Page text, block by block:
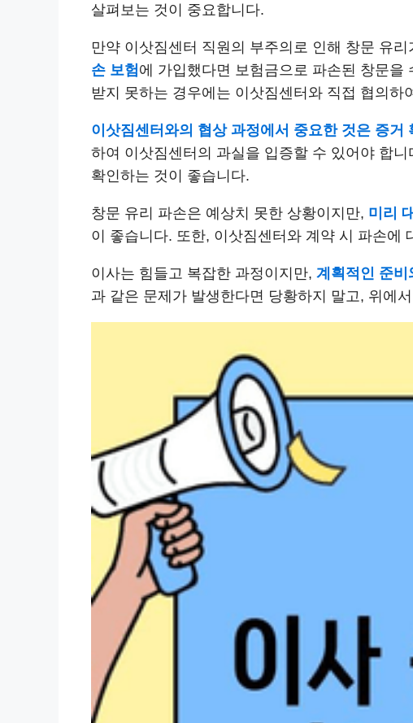
살펴보는 것이 중요합니다.
만약 이삿짐센터 직원의 부주의로 인해 창문 유
손 보험에 가입했다면 보험금으로 파손된 창문
받지 못하는 경우에는 이삿짐센터와 직접 협의하
이삿짐센터와의 협상 과정에서 중요한 것은 증거
하여 이삿짐센터의 과실을 입증할 수 있어야 합
확인하는 것이 좋습니다.
창문 유리 파손은 예상치 못한 상황이지만, 미리
이 좋습니다. 또한, 이삿짐센터와 계약 시 파손에
이사는 힘들고 복잡한 과정이지만, 계획적인 준비
과 같은 문제가 발생한다면 당황하지 말고, 위에